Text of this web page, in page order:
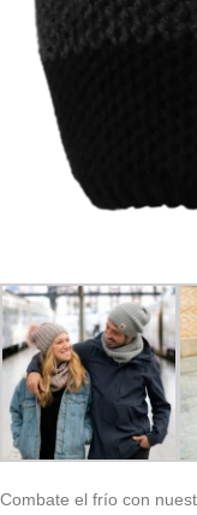
Combate el frío con